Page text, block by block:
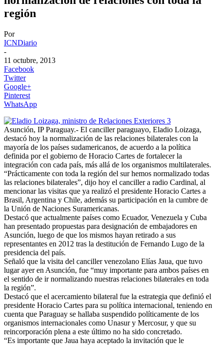
región
Por
ICNDiario
-
11 octubre, 2013
Facebook
Twitter
Google+
Pinterest
WhatsApp
Asunción, IP Paraguay.- El canciller paraguayo, Eladio Loizaga,
destacó hoy la normalización de las relaciones bilaterales con la
mayoría de los países sudamericanos, de acuerdo a la política
definida por el gobierno de Horacio Cartes de fortalecer la
integración con cada país, más allá de los organismos multilaterales.
“Prácticamente con toda la región del sur hemos normalizado todas
las relaciones bilaterales”, dijo hoy el canciller a radio Cardinal, al
mencionar las visitas que ya realizó el presidente Horacio Cartes a
Brasil, Argentina y Chile, además su participación en la cumbre de
la Unión de Naciones Suramericanas.
Destacó que actualmente países como Ecuador, Venezuela y Cuba
han presentado propuestas para designación de embajadores en
Asunción, luego de que los mismos hayan retirado a sus
representantes en 2012 tras la destitución de Fernando Lugo de la
presidencia del país.
Señaló que la visita del canciller venezolano Elías Jaua, que tuvo
lugar ayer en Asunción, fue “muy importante para ambos países en
el sentido de ir normalizando nuestras relaciones bilaterales en toda
la región”.
Destacó que el acercamiento bilateral fue la estrategia que definió el
presidente Horacio Cartes para su política internacional, teniendo en
cuenta que Paraguay se hallaba suspendido políticamente de los
organismos internacionales como Unasur y Mercosur, y que su
reincorporación plena a este último no ha sido concretado.
“Es importante que Jaua haya aceptado la invitación que le